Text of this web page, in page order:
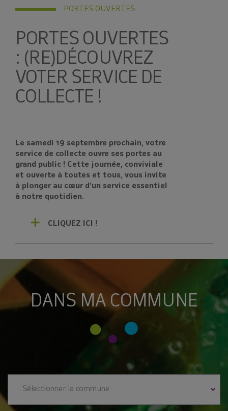
PORTES OUVERTES
PORTES OUVERTES
: (RE)DÉCOUVREZ
VOTER SERVICE DE
COLLECTE !
Le samedi 19 septembre prochain, votre
service de collecte ouvre ses portes au
grand public ! Cette journée, conviviale
et ouverte à toutes et tous, vous invite
à plonger au cœur d’un service essentiel
à notre quotidien.
CLIQUEZ ICI !
DANS MA COMMUNE
Sélectionner la commune